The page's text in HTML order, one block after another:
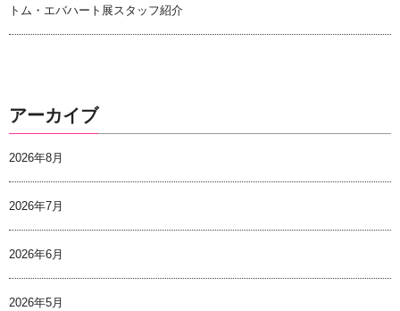
トム・エバハート展スタッフ紹介
アーカイブ
2026年8月
2026年7月
2026年6月
2026年5月